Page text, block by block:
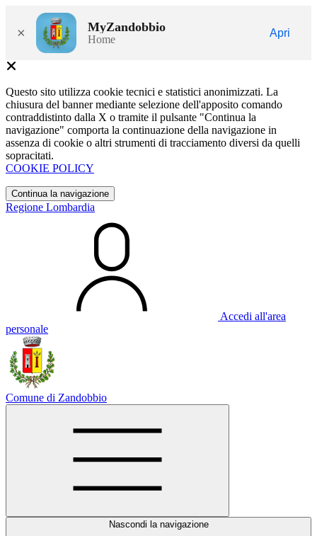
× MyZandobbio
Home
Apri
Questo sito utilizza cookie tecnici e statistici anonimizzati. La
chiusura del banner mediante selezione dell'apposito comando
contraddistinto dalla X o tramite il pulsante "Continua la
navigazione" comporta la continuazione della navigazione in
assenza di cookie o altri strumenti di tracciamento diversi da quelli
sopracitati.
COOKIE POLICY
Continua la navigazione
Regione Lombardia
Accedi all'area
personale
Comune di Zandobbio
Nascondi la navigazione